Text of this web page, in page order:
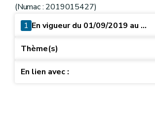
(Numac : 2019015427)
1 En vigueur du 01/09/2019 au ...
Thème(s)
En lien avec :